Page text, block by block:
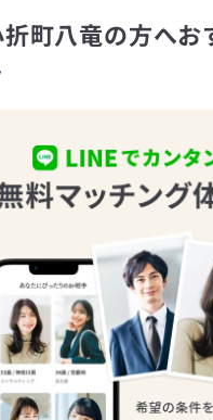
町八竜の方へ